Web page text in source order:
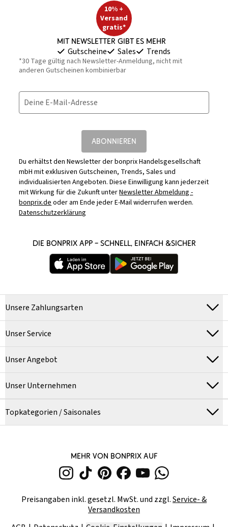
10% +
Versand
gratis*
Mit Newsletter gibt es mehr
Gutscheine Sales Trends
*30 Tage gültig nach Newsletter-Anmeldung, nicht mit
anderen Gutscheinen kombinierbar
Deine E-Mail-Adresse
ABONNIEREN
Du erhältst den Newsletter der bonprix Handelsgesellschaft
mbH mit exklusiven Gutscheinen, Trends, Sales und
individualisierten Angeboten. Diese Einwilligung kann jederzeit
mit Wirkung für die Zukunft unterNewsletter Abmeldung -
bonprix.deoder am Ende jeder E-Mail widerrufen werden.
Datenschutzerklärung
DIE BONPRIX APP – SCHNELL, EINFACH &SICHER
Unsere Zahlungsarten
Unser Service
Unser Angebot
Unser Unternehmen
Topkategorien / Saisonales
MEHR VON BONPRIX AUF
Preisangaben inkl. gesetzl. MwSt. und zzgl.Service- &
Versandkosten